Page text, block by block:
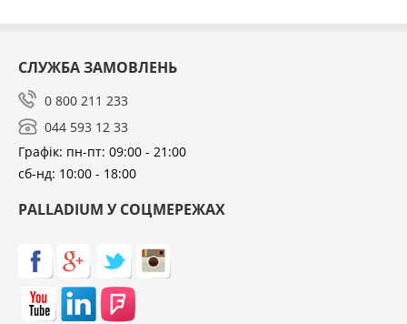
СЛУЖБА ЗАМОВЛЕНЬ
0 800 211 233
044 593 12 33
Графік: пн-пт: 09:00 - 21:00
сб-нд: 10:00 - 18:00
PALLADIUM У СОЦМЕРЕЖАХ